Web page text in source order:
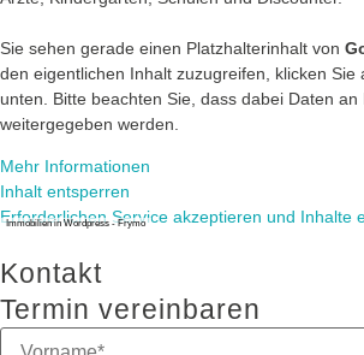
Sie sehen gerade einen Platzhalterinhalt von
den eigentlichen Inhalt zuzugreifen, klicken Sie
unten. Bitte beachten Sie, dass dabei Daten an
weitergegeben werden.
Mehr Informationen
Inhalt entsperren
Erforderlichen Service akzeptieren und Inhalte
Immobilien in Wordpress - Frymo
Kontakt
Termin vereinbaren